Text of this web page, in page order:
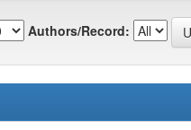
Authors/Record: